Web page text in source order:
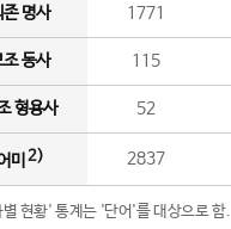
존 명사 1771
조 동사 115
형용사 52
미 2) 2837
현황' 통계는 '단어'를 대상으로 함.